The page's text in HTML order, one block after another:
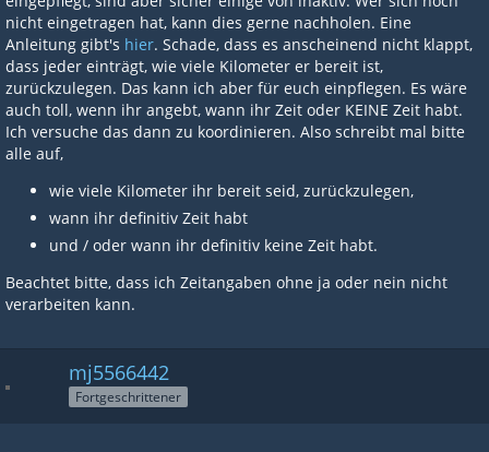
nicht eingetragen hat, kann dies gerne nachholen. Eine
Anleitung gibt's hier. Schade, dass es anscheinend nicht klappt,
dass jeder einträgt, wie viele Kilometer er bereit ist,
zurückzulegen. Das kann ich aber für euch einpflegen. Es wäre
auch toll, wenn ihr angebt, wann ihr Zeit oder KEINE Zeit habt.
Ich versuche das dann zu koordinieren. Also schreibt mal bitte
alle auf,
wie viele Kilometer ihr bereit seid, zurückzulegen,
wann ihr definitiv Zeit habt
und / oder wann ihr definitiv keine Zeit habt.
Beachtet bitte, dass ich Zeitangaben ohne ja oder nein nicht
verarbeiten kann.
mj5566442
Fortgeschrittener